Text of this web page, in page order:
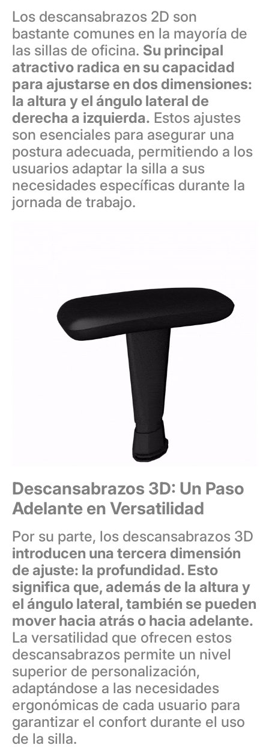
Los descansabrazos 2D son
bastante comunes en la mayoría de
las sillas de oficina. Su principal
atractivo radica en su capacidad
para ajustarse en dos dimensiones:
la altura y el ángulo lateral de
derecha a izquierda. Estos ajustes
son esenciales para asegurar una
postura adecuada, permitiendo a los
usuarios adaptar la silla a sus
necesidades específicas durante la
jornada de trabajo.
Descansabrazos 3D: Un Paso
Adelante en Versatilidad
Por su parte, los descansabrazos 3D
introducen una tercera dimensión
de ajuste: la profundidad. Esto
significa que, además de la altura y
el ángulo lateral, también se pueden
mover hacia atrás o hacia adelante.
La versatilidad que ofrecen estos
descansabrazos permite un nivel
superior de personalización,
adaptándose a las necesidades
ergonómicas de cada usuario para
garantizar el confort durante el uso
de la silla.